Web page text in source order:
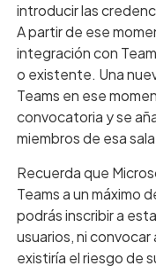
introducir las
A partir de ese
integración con
o existente. Una
Teams en ese
convocatoria y se
miembros de esa
Recuerda que
Teams a un máximo
podrás inscribir a
usuarios, ni
existiría el riesgo de